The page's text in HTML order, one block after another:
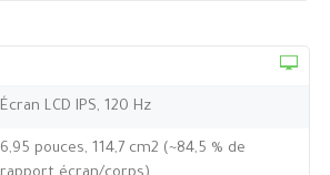
Écran LCD IPS, 120 Hz
6,95 pouces, 114,7 cm2 (~84,5 % de